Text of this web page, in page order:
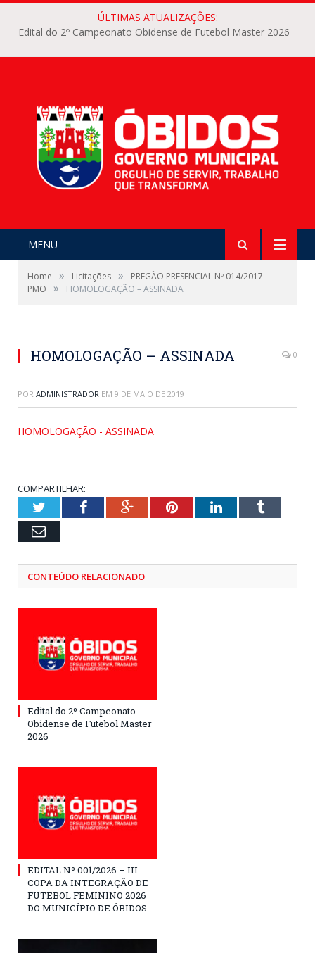
ÚLTIMAS ATUALIZAÇÕES:
Edital do 2º Campeonato Obidense de Futebol Master 2026
MENU
Home » Licitações »
PREGÃO PRESENCIAL Nº 014/2017-
PMO
» HOMOLOGAÇÃO – ASSINADA
HOMOLOGAÇÃO – ASSINADA 0
POR ADMINISTRADOR EM 9 DE MAIO DE 2019
HOMOLOGAÇÃO - ASSINADA
COMPARTILHAR:
TwitterFacebookGoogle+PinterestLinkedInTumblr
Email
CONTEÚDO RELACIONADO
Edital do 2º Campeonato
Obidense de Futebol Master
2026
EDITAL Nº 001/2026 – III
COPA DA INTEGRAÇÃO DE
FUTEBOL FEMININO 2026
DO MUNICÍPIO DE ÓBIDOS